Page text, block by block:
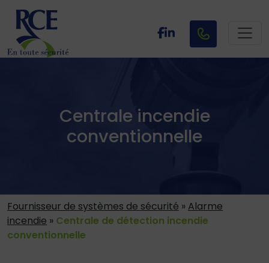
Centrale incendie
conventionnelle
Fournisseur de systèmes de sécurité » Alarme
incendie » Centrale de détection incendie
conventionnelle